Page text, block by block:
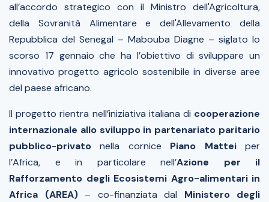
all’accordo strategico con il Ministro dell'Agricoltura,
della Sovranità Alimentare e dell'Allevamento della
Repubblica del Senegal – Mabouba Diagne – siglato lo
scorso 17 gennaio che ha l’obiettivo di sviluppare un
innovativo progetto agricolo sostenibile in diverse aree
del paese africano.
Il progetto rientra nell’iniziativa italiana di cooperazione
internazionale allo sviluppo in partenariato paritario
pubblico-privato nella cornice Piano Matteiper
l’Africa, e in particolare nell’Azione per il
Rafforzamento degli Ecosistemi Agro-alimentari in
Africa (AREA) – co-finanziata dal Ministero degli